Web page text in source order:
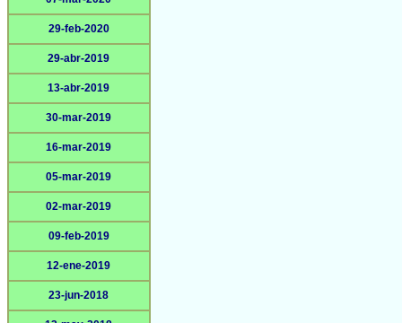
29-feb-2020
29-abr-2019
13-abr-2019
30-mar-2019
16-mar-2019
05-mar-2019
02-mar-2019
09-feb-2019
12-ene-2019
23-jun-2018